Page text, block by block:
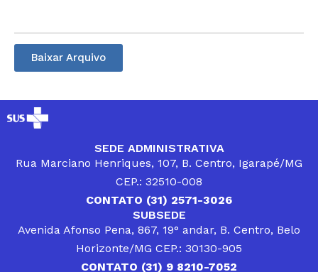
Baixar Arquivo
SEDE ADMINISTRATIVA
Rua Marciano Henriques, 107, B. Centro, Igarapé/MG
CEP.: 32510-008
CONTATO (31) 2571-3026
SUBSEDE
Avenida Afonso Pena, 867, 19° andar, B. Centro, Belo
Horizonte/MG CEP.: 30130-905
CONTATO (31) 9 8210-7052